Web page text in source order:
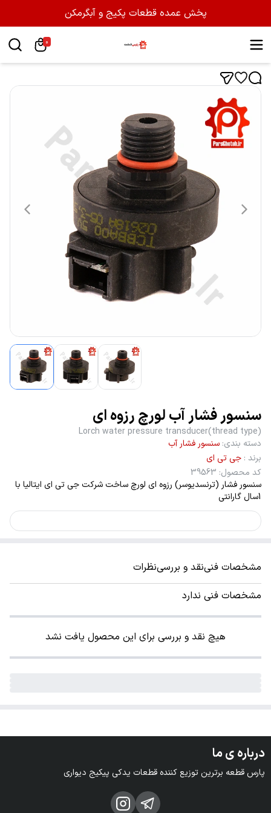
پخش عمده قطعات پکیج و آبگرمکن
0
سنسور فشار آب لورچ رزوه ای
Lorch water pressure transducer(thread type)
دسته بندی: سنسور فشار آب
برند : جی تی ای
کد محصول:
39563
سنسور فشار (ترنسدیوسر) رزوه ای لورچ ساخت شرکت جی تی ای ایتالیا با
1سال گارانتی
مشخصات فنینقد و بررسینظرات
مشخصات فنی ندارد
هیچ نقد و بررسی برای این محصول یافت نشد
درباره ی ما
پارس قطعه برترین توزیع کننده قطعات یدکی پیکیج دیواری